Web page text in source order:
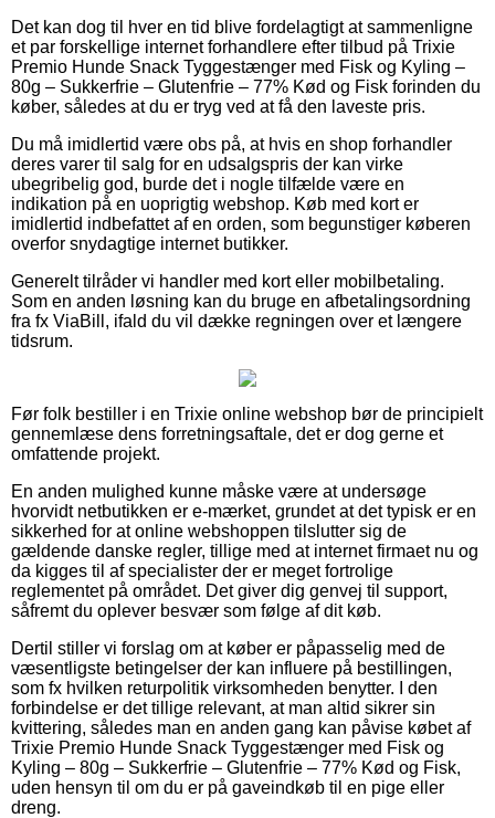
Det kan dog til hver en tid blive fordelagtigt at sammenligne
et par forskellige internet forhandlere efter tilbud på Trixie
Premio Hunde Snack Tyggestænger med Fisk og Kyling –
80g – Sukkerfrie – Glutenfrie – 77% Kød og Fisk forinden du
køber, således at du er tryg ved at få den laveste pris.
Du må imidlertid være obs på, at hvis en shop forhandler
deres varer til salg for en udsalgspris der kan virke
ubegribelig god, burde det i nogle tilfælde være en
indikation på en uoprigtig webshop. Køb med kort er
imidlertid indbefattet af en orden, som begunstiger køberen
overfor snydagtige internet butikker.
Generelt tilråder vi handler med kort eller mobilbetaling.
Som en anden løsning kan du bruge en afbetalingsordning
fra fx ViaBill, ifald du vil dække regningen over et længere
tidsrum.
Før folk bestiller i en Trixie online webshop bør de principielt
gennemlæse dens forretningsaftale, det er dog gerne et
omfattende projekt.
En anden mulighed kunne måske være at undersøge
hvorvidt netbutikken er e-mærket, grundet at det typisk er en
sikkerhed for at online webshoppen tilslutter sig de
gældende danske regler, tillige med at internet firmaet nu og
da kigges til af specialister der er meget fortrolige
reglementet på området. Det giver dig genvej til support,
såfremt du oplever besvær som følge af dit køb.
Dertil stiller vi forslag om at køber er påpasselig med de
væsentligste betingelser der kan influere på bestillingen,
som fx hvilken returpolitik virksomheden benytter. I den
forbindelse er det tillige relevant, at man altid sikrer sin
kvittering, således man en anden gang kan påvise købet af
Trixie Premio Hunde Snack Tyggestænger med Fisk og
Kyling – 80g – Sukkerfrie – Glutenfrie – 77% Kød og Fisk,
uden hensyn til om du er på gaveindkøb til en pige eller
dreng.